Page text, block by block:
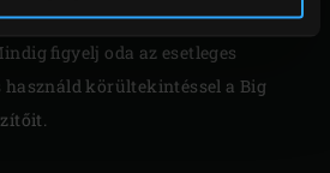
garantálja a Big Green Egg
figyelj oda az esetleges
használd körültekintéssel a Big